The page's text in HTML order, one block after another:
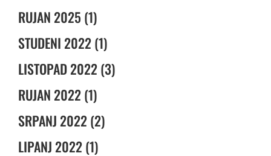
RUJAN 2025 (1)
STUDENI 2022 (1)
LISTOPAD 2022 (3)
RUJAN 2022 (1)
SRPANJ 2022 (2)
LIPANJ 2022 (1)